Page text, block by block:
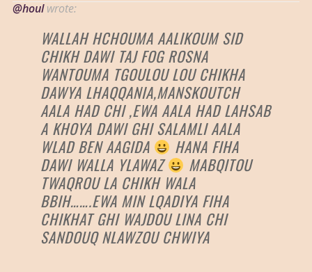
@houlwrote:
WALLAH HCHOUMA AALIKOUM SID
CHIKH DAWI TAJ FOG ROSNA
WANTOUMA TGOULOU LOU CHIKHA
DAWYA LHAQQANIA,MANSKOUTCH
AALA HAD CHI ,EWA AALA HAD LAHSAB
A KHOYA DAWI GHI SALAMLI AALA
WLAD BEN AAGIDA
HANA FIHA
DAWI WALLA YLAWAZ
MABQITOU
TWAQROU LA CHIKH WALA
BBIH…….EWA MIN LQADIYA FIHA
CHIKHAT GHI WAJDOU LINA CHI
SANDOUQ NLAWZOU CHWIYA